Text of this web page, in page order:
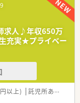
、内科や皮膚科など
で、事務員も4名おり
可能で、経験や前職
り、無理な異動や転居
求人♪年収650万
充実★プライベー
以上) 託児所あり